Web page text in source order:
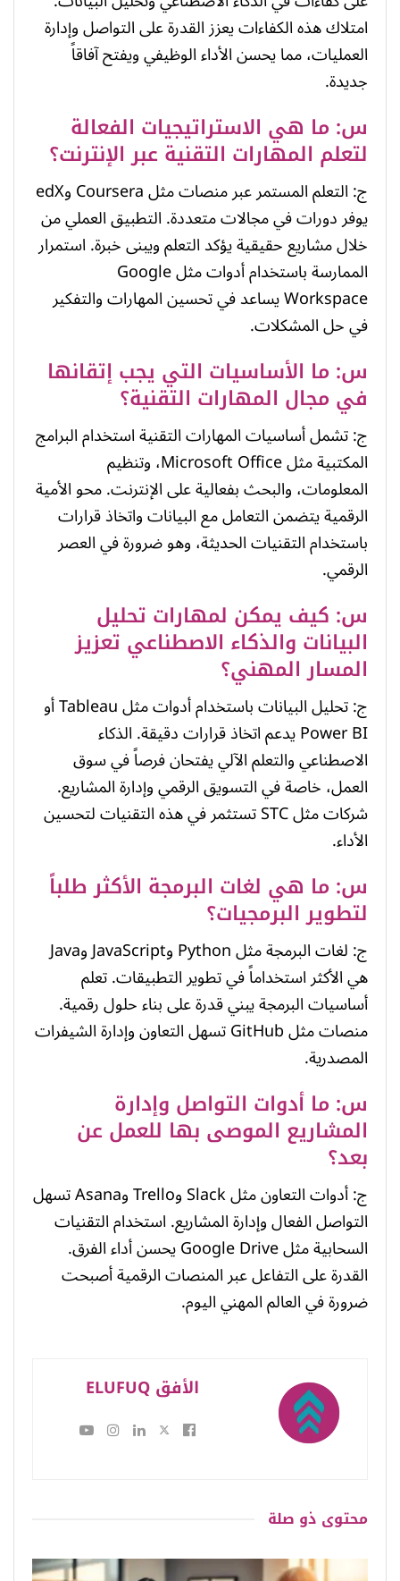
امتلاك هذه الكفاءات يعزز القدرة على التواصل وإدارة
العمليات، مما يحسن الأداء الوظيفي ويفتح آفاقاً
جديدة.
س: ما هي الاستراتيجيات الفعالة
لتعلم المهارات التقنية عبر الإنترنت؟
ج: التعلم المستمر عبر منصات مثل Coursera وedX
يوفر دورات في مجالات متعددة. التطبيق العملي من
خلال مشاريع حقيقية يؤكد التعلم ويبنى خبرة. استمرار
الممارسة باستخدام أدوات مثل Google
Workspace يساعد في تحسين المهارات والتفكير
في حل المشكلات.
س: ما الأساسيات التي يجب إتقانها
في مجال المهارات التقنية؟
ج: تشمل أساسيات المهارات التقنية استخدام البرامج
المكتبية مثل Microsoft Office، وتنظيم
المعلومات، والبحث بفعالية على الإنترنت. محو الأمية
الرقمية يتضمن التعامل مع البيانات واتخاذ قرارات
باستخدام التقنيات الحديثة، وهو ضرورة في العصر
الرقمي.
س: كيف يمكن لمهارات تحليل
البيانات والذكاء الاصطناعي تعزيز
المسار المهني؟
ج: تحليل البيانات باستخدام أدوات مثل Tableau أو
Power BI يدعم اتخاذ قرارات دقيقة. الذكاء
الاصطناعي والتعلم الآلي يفتحان فرصاً في سوق
العمل، خاصة في التسويق الرقمي وإدارة المشاريع.
شركات مثل STC تستثمر في هذه التقنيات لتحسين
الأداء.
س: ما هي لغات البرمجة الأكثر طلباً
لتطوير البرمجيات؟
ج: لغات البرمجة مثل Python وJavaScript وJava
هي الأكثر استخداماً في تطوير التطبيقات. تعلم
أساسيات البرمجة يبني قدرة على بناء حلول رقمية.
منصات مثل GitHub تسهل التعاون وإدارة الشيفرات
المصدرية.
س: ما أدوات التواصل وإدارة
المشاريع الموصى بها للعمل عن
بعد؟
ج: أدوات التعاون مثل Slack وTrello وAsana تسهل
التواصل الفعال وإدارة المشاريع. استخدام التقنيات
السحابية مثل Google Drive يحسن أداء الفرق.
القدرة على التفاعل عبر المنصات الرقمية أصبحت
ضرورة في العالم المهني اليوم.
الأفق ELUFUQ
محتوى ذو صلة